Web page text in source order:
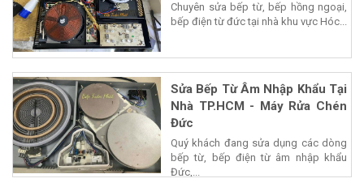
Chuyên sửa bếp từ, bếp hồng ngoại,
bếp điện từ đức tại nhà khu vực Hóc...
Sửa Bếp Từ Âm Nhập Khẩu Tại
Nhà TP.HCM - Máy Rửa Chén
Đức
Quý khách đang sửa dụng các dòng
bếp từ, bếp điện từ âm nhập khẩu
Đức,...